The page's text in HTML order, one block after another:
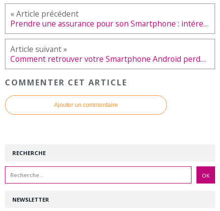
Prendre une assurance pour son Smartphone : intéressant ou pas ?
Comment retrouver votre Smartphone Android perdu grâce à Google ?
COMMENTER CET ARTICLE
Ajouter un commentaire
NEWSLETTER
RECHERCHE